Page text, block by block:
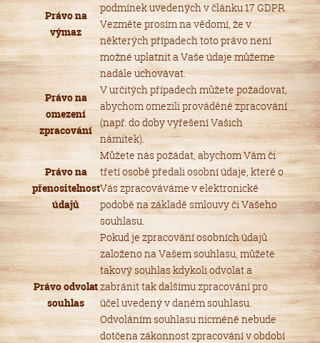
Právo na
výmaz
podmínek uvedených v článku 17 GDPR.
Vezměte prosím na vědomí, že v
některých případech toto právo není
možné uplatnit a Vaše údaje můžeme
nadále uchovávat.
Právo na
omezení
zpracování
V určitých případech můžete požadovat,
abychom omezili prováděné zpracování
(např. do doby vyřešení Vašich
námitek).
Právo na
přenositelnost
údajů
Můžete nás požádat, abychom Vám či
třetí osobě předali osobní údaje, které o
Vás zpracováváme v elektronické
podobě na základě smlouvy či Vašeho
souhlasu.
Právo odvolat
souhlas
Pokud je zpracování osobních údajů
založeno na Vašem souhlasu, můžete
takový souhlas kdykoli odvolat a
zabránit tak dalšímu zpracování pro
účel uvedený v daném souhlasu.
Odvoláním souhlasu nicméně nebude
dotčena zákonnost zpracování v období